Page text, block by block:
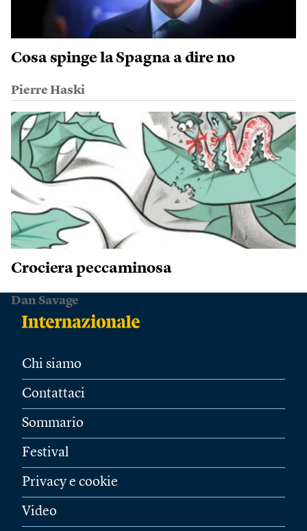
Cosa spinge la Spagna a dire no
Pierre Haski
Crociera peccaminosa
Dan Savage
Chi siamo
Contattaci
Sommario
Festival
Privacy e cookie
Video